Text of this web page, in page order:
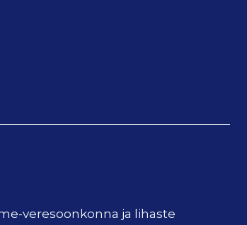
veresoonkonna ja lihaste